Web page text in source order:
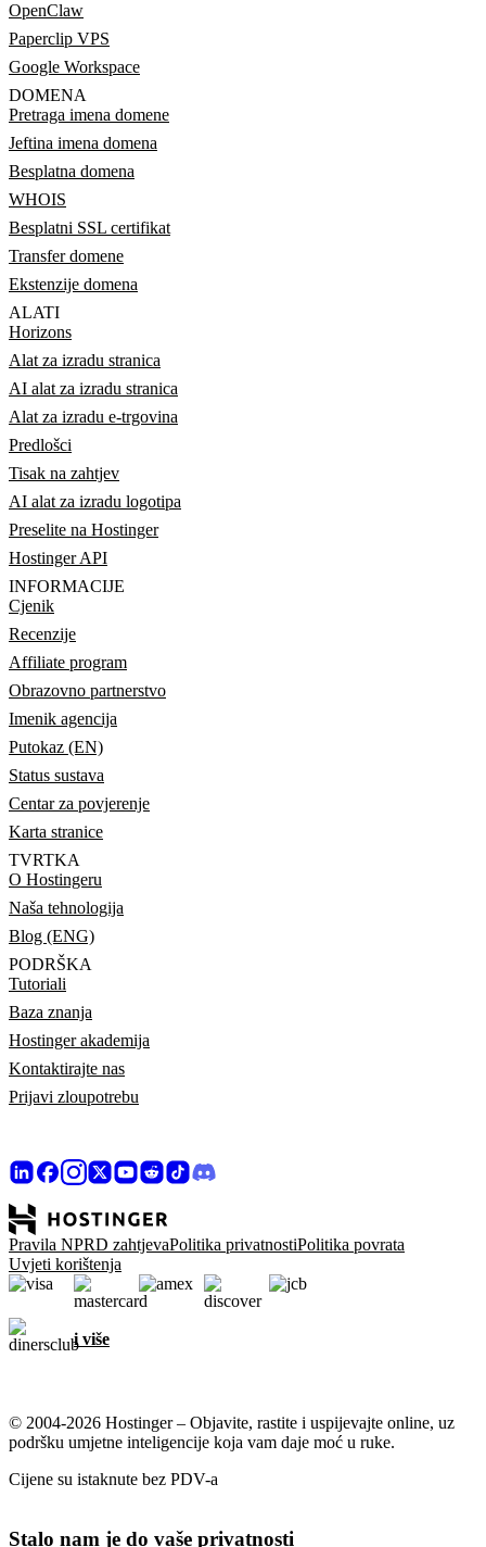
OpenClaw
Paperclip VPS
Google Workspace
DOMENA
Pretraga imena domene
Jeftina imena domena
Besplatna domena
WHOIS
Besplatni SSL certifikat
Transfer domene
Ekstenzije domena
ALATI
Horizons
Alat za izradu stranica
AI alat za izradu stranica
Alat za izradu e-trgovina
Predlošci
Tisak na zahtjev
AI alat za izradu logotipa
Preselite na Hostinger
Hostinger API
INFORMACIJE
Cjenik
Recenzije
Affiliate program
Obrazovno partnerstvo
Imenik agencija
Putokaz (EN)
Status sustava
Centar za povjerenje
Karta stranice
TVRTKA
O Hostingeru
Naša tehnologija
Blog (ENG)
PODRŠKA
Tutoriali
Baza znanja
Hostinger akademija
Kontaktirajte nas
Prijavi zloupotrebu
Pravila NPRD zahtjevaPolitika privatnostiPolitika povrata
Uvjeti korištenja
i više
© 2004-2026 Hostinger – Objavite, rastite i uspijevajte online, uz
podršku umjetne inteligencije koja vam daje moć u ruke.
Cijene su istaknute bez PDV-a
Stalo nam je do vaše privatnosti